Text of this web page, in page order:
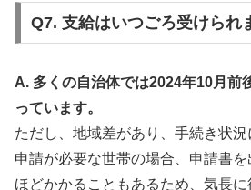
Q7. 支給はいつごろ受けられ
A. 多くの自治体では2024年10月前
っています。
ただし、地域差があり、手続き状況
申請が必要な世帯の場合、申請書を
ほどかかることもあるため、気長に